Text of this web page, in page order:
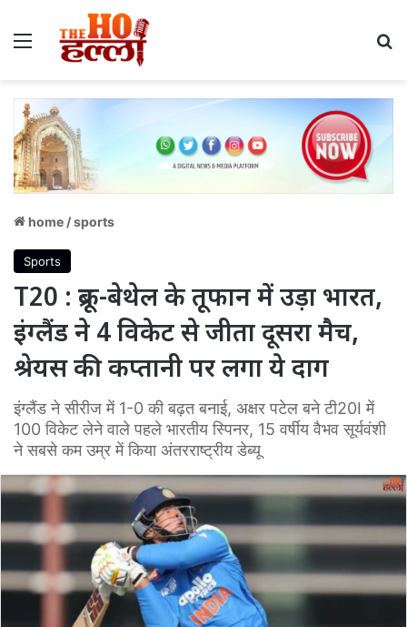
Menu
home /sports
Sports
T20 : ब्रूक-बेथेल के तूफान में उड़ा भारत,
इंग्लैंड ने 4 विकेट से जीता दूसरा मैच,
श्रेयस की कप्तानी पर लगा ये दाग
इंग्लैंड ने सीरीज में 1-0 की बढ़त बनाई, अक्षर पटेल बने टी20I में
100 विकेट लेने वाले पहले भारतीय स्पिनर, 15 वर्षीय वैभव सूर्यवंशी
ने सबसे कम उम्र में किया अंतरराष्ट्रीय डेब्यू